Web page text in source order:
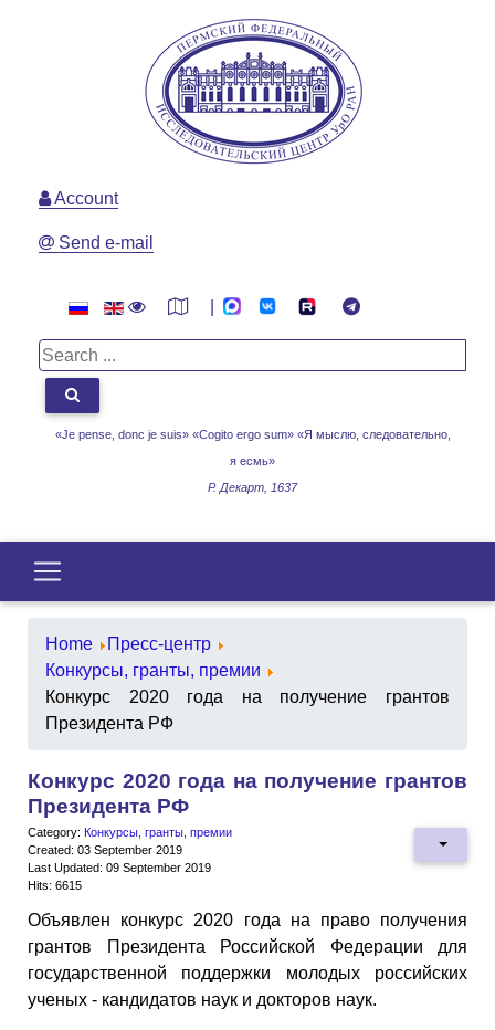
«Je pense, donc je suis» «Cogito ergo sum» «Я мыслю, следовательно,
я есмь»
Р. Декарт, 1637
Account
Send e-mail
Home
Пресс-центр
Конкурсы, гранты, премии
Конкурс 2020 года на получение грантов
Президента РФ
Конкурс 2020 года на получение грантов
Президента РФ
Category: Конкурсы, гранты, премии
Created: 03 September 2019
Last Updated: 09 September 2019
Hits: 6615
Объявлен конкурс 2020 года на право получения
грантов Президента Российской Федерации для
государственной поддержки молодых российских
ученых - кандидатов наук и докторов наук.